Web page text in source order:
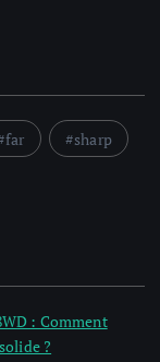
far
sharp
: Comment
?